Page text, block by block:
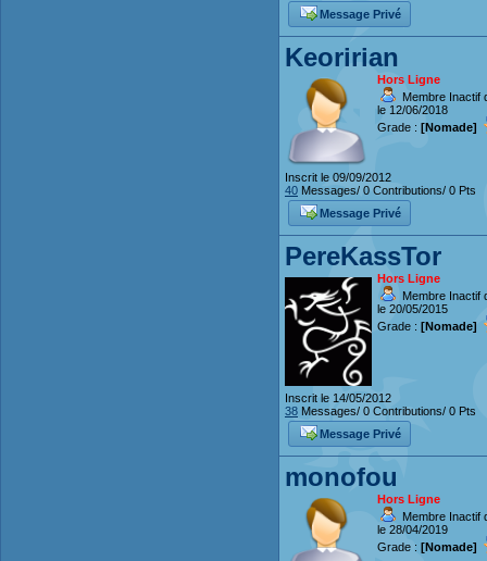
Message Privé
Keoririan
Hors Ligne
Membre Inactif
le 12/06/2018
Grade : [Nomade]
Inscrit le 09/09/2012
40 Messages/ 0 Contributions/ 0 Pts
Message Privé
PereKassTor
Hors Ligne
Membre Inactif
le 20/05/2015
Grade : [Nomade]
Inscrit le 14/05/2012
38 Messages/ 0 Contributions/ 0 Pts
Message Privé
monofou
Hors Ligne
Membre Inactif
le 28/04/2019
Grade : [Nomade]